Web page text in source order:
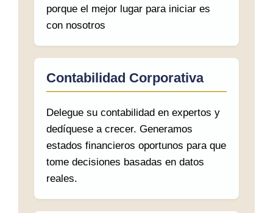
porque el mejor lugar para iniciar es
con nosotros
Contabilidad Corporativa
Delegue su contabilidad en expertos y
dedíquese a crecer. Generamos
estados financieros oportunos para que
tome decisiones basadas en datos
reales.